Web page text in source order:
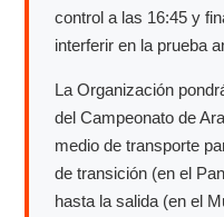
control a las 16:45 y
interferir en la prueba
La Organización
del Campeonato de
medio de transporte
de transición (en el
hasta la salida (en el